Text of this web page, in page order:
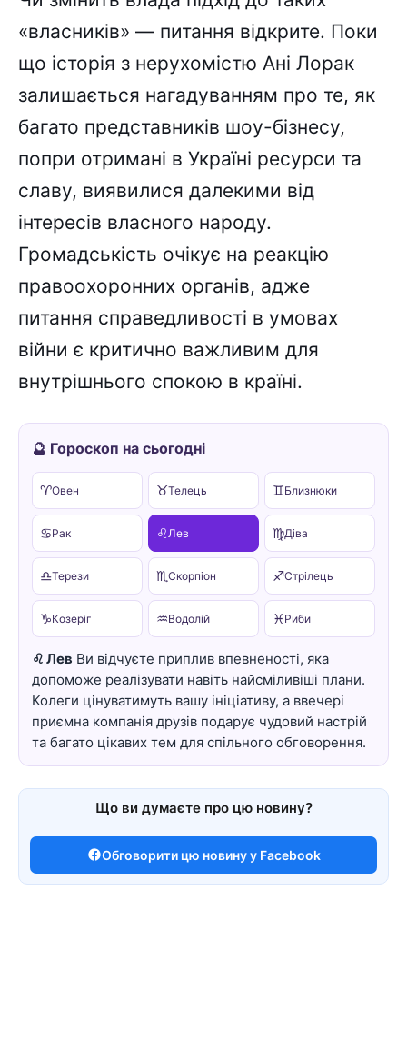
«власників» — питання відкрите. Поки
що історія з нерухомістю Ані Лорак
залишається нагадуванням про те, як
багато представників шоу-бізнесу,
попри отримані в Україні ресурси та
славу, виявилися далекими від
інтересів власного народу.
Громадськість очікує на реакцію
правоохоронних органів, адже
питання справедливості в умовах
війни є критично важливим для
внутрішнього спокою в країні.
🔮 Гороскоп на сьогодні
♈Овен ♉Телець ♊Близнюки
♋Рак ♌ Лев ♍Діва
♎Терези ♏Скорпіон ♐Стрілець
♑Козеріг ♒Водолій ♓ Риби
♌ Лев Ви відчуєте приплив впевненості, яка
допоможе реалізувати навіть найсміливіші плани.
Колеги цінуватимуть вашу ініціативу, а ввечері
приємна компанія друзів подарує чудовий настрій
та багато цікавих тем для спільного обговорення.
Що ви думаєте про цю новину?
Обговорити цю новину у Facebook